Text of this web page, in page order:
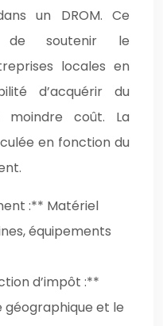
un DROM. Ce
de soutenir le
locales en
d’acquérir du
coût. La
en fonction du
:** Matériel
équipements
d’impôt :**
géographique et le